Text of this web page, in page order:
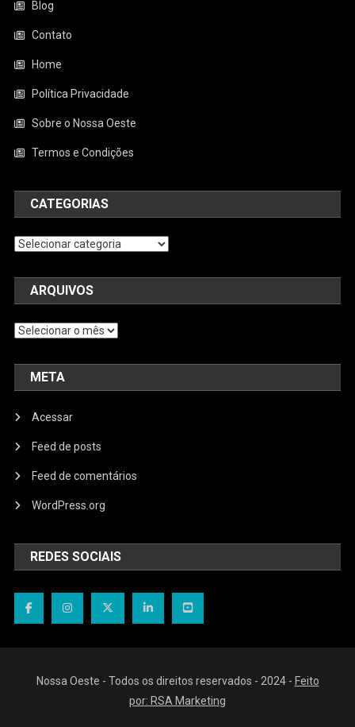
Blog
Contato
Home
Política Privacidade
Sobre o Nossa Oeste
Termos e Condições
CATEGORIAS
Categorias
ARQUIVOS
Arquivos
META
Acessar
Feed de posts
Feed de comentários
WordPress.org
REDES SOCIAIS
Nossa Oeste - Todos os direitos reservados - 2024 - Feito
por: RSA Marketing